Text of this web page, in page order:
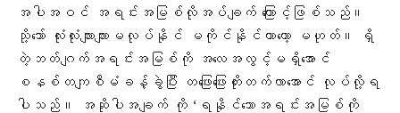
အပါအဝင် အရင်းအမြစ်လိုအပ်ချက် ကြောင့်ဖြစ်သည်။
သို့သော် လုံးလုံးလျားလျားမလုပ်နိုင် မကိုင်နိုင်တာတော့ မဟုတ်။ ရှိ
တဲ့ဘတ်ဂျက်အရင်းအမြစ်ကို အလေအလွင့်မရှိအောင်
စနစ်တကျစီမံခန့်ခွဲပြီး တဖြေးဖြေးတိုးတက်လာအောင် လုပ်လို့ရ
ပါသည်။ အဆိုပါအချက် ကို ‘ရနိုင်သောအရင်းအမြစ်ကို